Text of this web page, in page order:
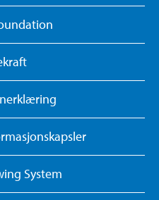
System